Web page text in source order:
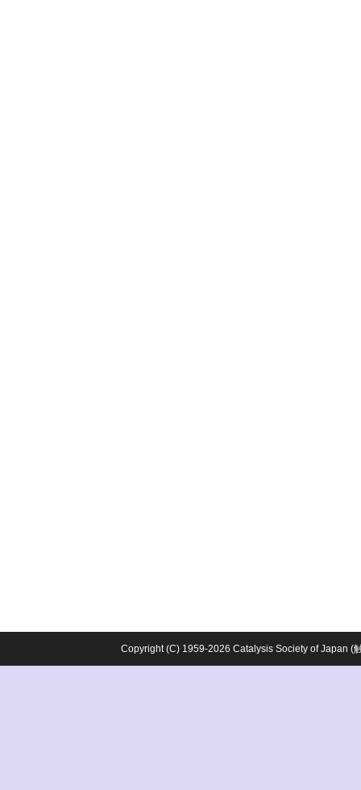
Copyright (C) 1959-2026 Catalysis Society of Japan (